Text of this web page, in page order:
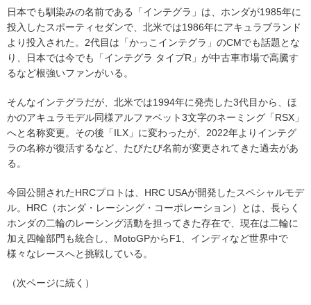
日本でも馴染みの名前である「インテグラ」は、ホンダが1985年に
投入したスポーティセダンで、北米では1986年にアキュラブランド
より投入された。2代目は「かっこインテグラ」のCMでも話題とな
り、日本では今でも「インテグラ タイプR」が中古車市場で高騰す
るなど根強いファンがいる。
そんなインテグラだが、北米では1994年に発売した3代目から、ほ
かのアキュラモデル同様アルファベット3文字のネーミング「RSX」
へと名称変更。その後「ILX」に変わったが、2022年よりインテグ
ラの名称が復活するなど、たびたび名前が変更されてきた過去があ
る。
今回公開されたHRCプロトは、HRC USAが開発したスペシャルモデ
ル。HRC（ホンダ・レーシング・コーポレーション）とは、長らく
ホンダの二輪のレーシング活動を担ってきた存在で、現在は二輪に
加え四輪部門も統合し、MotoGPからF1、インディなど世界中で
様々なレースへと挑戦している。
（次ページに続く）